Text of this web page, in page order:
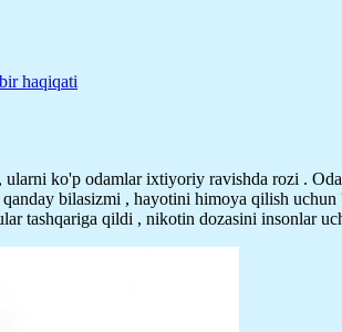
haqiqati
ko'p odamlar ixtiyoriy ravishda rozi .
bilasizmi , hayotini himoya qilish
tashqariga qildi , nikotin dozasini insonlar